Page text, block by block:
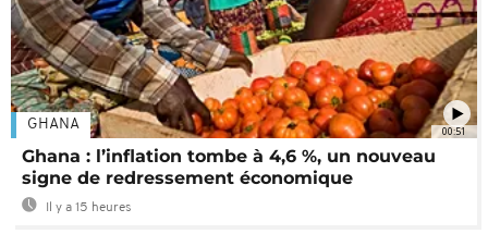
00:51
GHANA
Ghana : l’inflation tombe à 4,6 %, un nouveau
signe de redressement économique
Il y a 15 heures